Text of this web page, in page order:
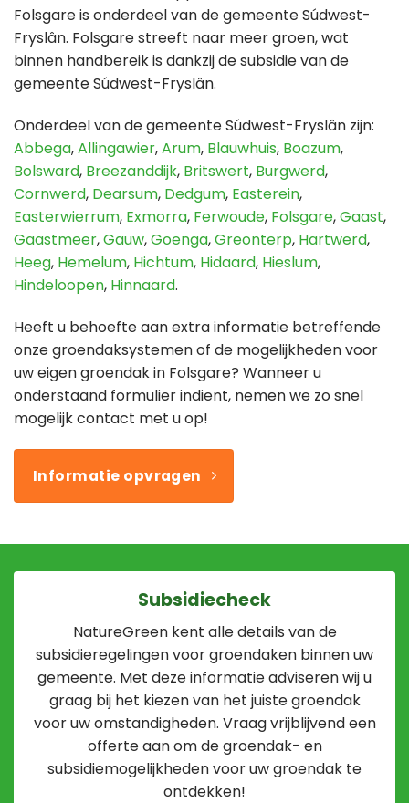
Folsgare is onderdeel van de gemeente Súdwest-
Fryslân. Folsgare streeft naar meer groen, wat
binnen handbereik is dankzij de subsidie van de
gemeente Súdwest-Fryslân.
Onderdeel van de gemeente Súdwest-Fryslân zijn:
Abbega,Allingawier,Arum, Blauwhuis, Boazum,
Bolsward, Breezanddijk, Britswert, Burgwerd,
Cornwerd, Dearsum, Dedgum, Easterein,
Easterwierrum, Exmorra, Ferwoude, Folsgare,Gaast,
Gaastmeer,Gauw,Goenga,Greonterp, Hartwerd,
Heeg, Hemelum, Hichtum, Hidaard, Hieslum,
Hindeloopen, Hinnaard.
Heeft u behoefte aan extra informatie betreffende
onze groendaksystemen of de mogelijkheden voor
uw eigen groendak in Folsgare? Wanneer u
onderstaand formulier indient, nemen we zo snel
mogelijk contact met u op!
Informatie opvragen
Subsidiecheck
NatureGreen kent alle details van de
subsidieregelingen voor groendaken binnen uw
gemeente. Met deze informatie adviseren wij u
graag bij het kiezen van het juiste groendak
voor uw omstandigheden. Vraag vrijblijvend een
offerte aan om de groendak- en
subsidiemogelijkheden voor uw groendak te
ontdekken!